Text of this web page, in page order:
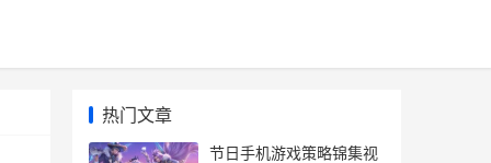
热门文章
节日手机游戏策略锦集视